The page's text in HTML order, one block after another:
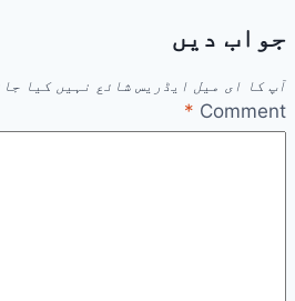
جواب دیں
آپ کا ای میل ایڈریس شائع نہیں کیا
Comment
*